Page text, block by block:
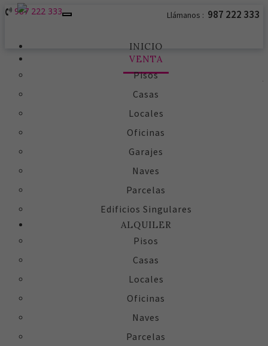
Llámanos : 987 222 333
987 222 333
Toggle
INICIO
VENTA
Pisos
Casas
Locales
Oficinas
Garajes
Naves
Parcelas
Edificios Singulares
ALQUILER
Pisos
Casas
Locales
Oficinas
Naves
Parcelas